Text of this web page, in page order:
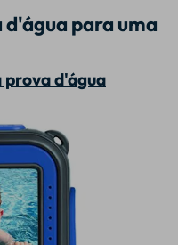
para uma
d'água